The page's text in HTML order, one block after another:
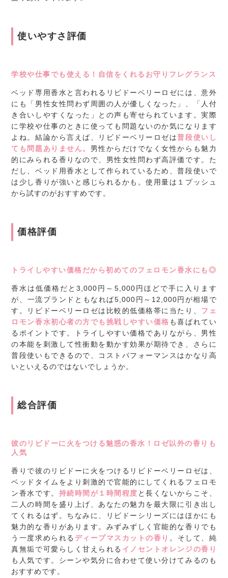
使いやすさ評価
学校や仕事でも使える！自信をくれるお守りフレグランス
ベッド専用香水と言われるリビドーベリーロゼには、意外
にも「男性女性問わず周囲の人が優しくなった」、「人付
き合いしやすくなった」との声も寄せられています。実際
に学校や仕事のときに使っても問題ないのか気になります
よね。結論から言えば、リビドーベリーロゼは普段使いし
ても問題ありません。 男性からだけでなく女性からも魅力
的にみられる香りなので、男性女性問わず高評価です。た
だし、ベッド用香水として作られているため、普段使いで
は少し香りが強いと感じられるかも。使用量は１プッシュ
から試すのがおすすめです。
価格評価
トライしやすい価格だから初めてのフェロモン香水にも◎
香水は低価格だと3,000円～5,000円ほどで手に入ります
が、一流ブランドともなれば5,000円～12,000円が相場で
す。リビドーベリーロゼは比較的低価格帯に当たり、 フェ
ロモン香水初心者の方でも挑戦しやすい価格 も喜ばれてい
るポイントです。トライしやすい価格でありながら、男性
の本能を刺激して性衝動を動かす効果が期待でき、さらに
普段使いもできるので、コストパフォーマンスはかなり高
いといえるのではないでしょうか。
総合評価
彼のリビドーに火をつける魅惑の香水！ロゼ以外の香りも
人気
香りで彼のリビドーに火をつけるリビドーベリーロゼは、
ベッドタイムをより刺激的で官能的にしてくれるフェロモ
ン香水です。 持続時間が１時間程度 と長くないからこそ、
二人の時間を盛り上げ、あなたの魅力を最大限に引き出し
てくれるはず。ちなみに、リビドーシリーズにはほかにも
魅力的な香りがあります。みずみずしく官能的な香りでも
う一度求められる ディープマスカットの香り 。そして、純
真無垢で可愛らしく甘えられる イノセントオレンジの香り
も人気です。シーンや気分に合わせて使い分けてみるのも
おすすめです。